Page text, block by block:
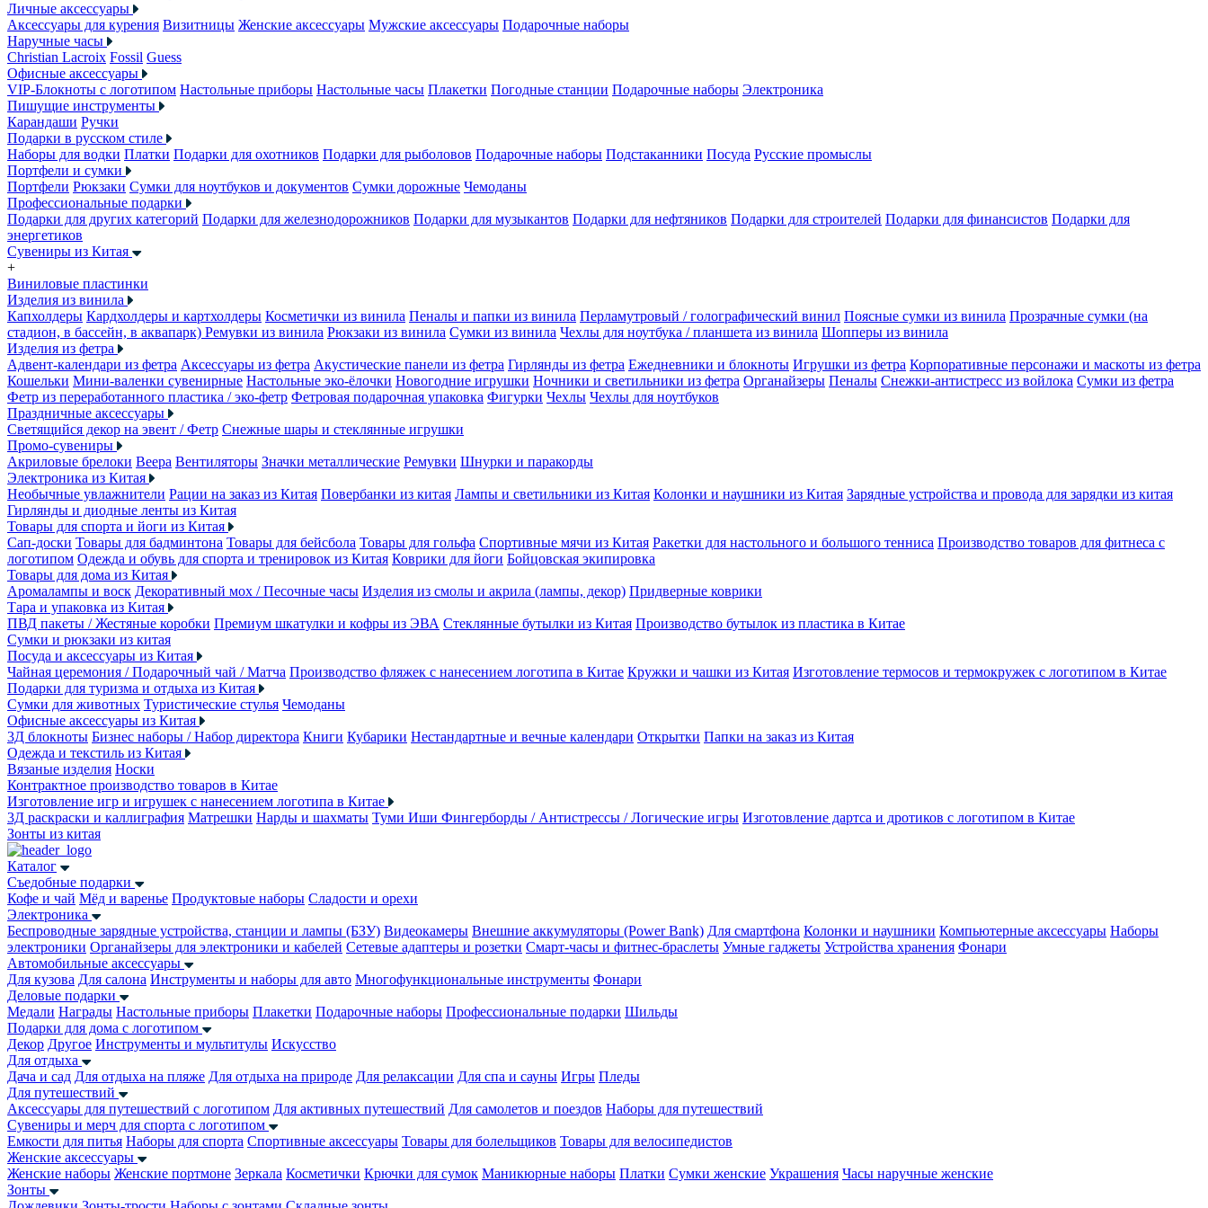
Личные аксессуары
Аксессуары для курения Визитницы Женские аксессуары Мужские аксессуары Подарочные наборы
Наручные часы
Christian Lacroix Fossil Guess
Офисные аксессуары
VIP-Блокноты с логотипом Настольные приборы Настольные часы Плакетки Погодные станции Подарочные наборы Электроника
Пишущие инструменты
Карандаши Ручки
Подарки в русском стиле
Наборы для водки Платки Подарки для охотников Подарки для рыболовов Подарочные наборы Подстаканники Посуда Русские промыслы
Портфели и сумки
Портфели Рюкзаки Сумки для ноутбуков и документов Сумки дорожные Чемоданы
Профессиональные подарки
Подарки для других категорий Подарки для железнодорожников Подарки для музыкантов Подарки для нефтяников Подарки для строителей Подарки для финансистов Подарки для
энергетиков
Сувениры из Китая
+
Виниловые пластинки
Изделия из винила
Капхолдеры Кардхолдеры и картхолдеры Косметички из винила Пеналы и папки из винила Перламутровый / голографический винил Поясные сумки из винила Прозрачные сумки (на
стадион, в бассейн, в аквапарк) Ремувки из винила Рюкзаки из винила Сумки из винила Чехлы для ноутбука / планшета из винила Шопперы из винила
Изделия из фетра
Адвент-календари из фетра Аксессуары из фетра Акустические панели из фетра Гирлянды из фетра Ежедневники и блокноты Игрушки из фетра Корпоративные персонажи и маскоты из фетра
Кошельки Мини-валенки сувенирные Настольные эко-ёлочки Новогодние игрушки Ночники и светильники из фетра Органайзеры Пеналы Снежки-антистресс из войлока Сумки из фетра
Фетр из переработанного пластика / эко-фетр Фетровая подарочная упаковка Фигурки Чехлы Чехлы для ноутбуков
Праздничные аксессуары
Светящийся декор на эвент / Фетр Снежные шары и стеклянные игрушки
Промо-сувениры
Акриловые брелоки Веера Вентиляторы Значки металлические Ремувки Шнурки и паракорды
Электроника из Китая
Необычные увлажнители Рации на заказ из Китая Повербанки из китая Лампы и светильники из Китая Колонки и наушники из Китая Зарядные устройства и провода для зарядки из китая
Гирлянды и диодные ленты из Китая
Товары для спорта и йоги из Китая
Сап-доски Товары для бадминтона Товары для бейсбола Товары для гольфа Спортивные мячи из Китая Ракетки для настольного и большого тенниса Производство товаров для фитнеса с
логотипом Одежда и обувь для спорта и тренировок из Китая Коврики для йоги Бойцовская экипировка
Товары для дома из Китая
Аромалампы и воск Декоративный мох / Песочные часы Изделия из смолы и акрила (лампы, декор) Придверные коврики
Тара и упаковка из Китая
ПВД пакеты / Жестяные коробки Премиум шкатулки и кофры из ЭВА Стеклянные бутылки из Китая Производство бутылок из пластика в Китае
Сумки и рюкзаки из китая
Посуда и аксессуары из Китая
Чайная церемония / Подарочный чай / Матча Производство фляжек с нанесением логотипа в Китае Кружки и чашки из Китая Изготовление термосов и термокружек с логотипом в Китае
Подарки для туризма и отдыха из Китая
Сумки для животных Туристические стулья Чемоданы
Офисные аксессуары из Китая
3Д блокноты Бизнес наборы / Набор директора Книги Кубарики Нестандартные и вечные календари Открытки Папки на заказ из Китая
Одежда и текстиль из Китая
Вязаные изделия Носки
Контрактное производство товаров в Китае
Изготовление игр и игрушек с нанесением логотипа в Китае
3Д раскраски и каллиграфия Матрешки Нарды и шахматы Туми Иши Фингерборды / Антистрессы / Логические игры Изготовление дартса и дротиков с логотипом в Китае
Зонты из китая
Каталог
Съедобные подарки
Кофе и чай Мёд и варенье Продуктовые наборы Сладости и орехи
Электроника
Беспроводные зарядные устройства, станции и лампы (БЗУ) Видеокамеры Внешние аккумуляторы (Power Bank) Для смартфона Колонки и наушники Компьютерные аксессуары Наборы
электроники Органайзеры для электроники и кабелей Сетевые адаптеры и розетки Смарт-часы и фитнес-браслеты Умные гаджеты Устройства хранения Фонари
Автомобильные аксессуары
Для кузова Для салона Инструменты и наборы для авто Многофункциональные инструменты Фонари
Деловые подарки
Медали Награды Настольные приборы Плакетки Подарочные наборы Профессиональные подарки Шильды
Подарки для дома с логотипом
Декор Другое Инструменты и мультитулы Искусство
Для отдыха
Дача и сад Для отдыха на пляже Для отдыха на природе Для релаксации Для спа и сауны Игры Пледы
Для путешествий
Аксессуары для путешествий с логотипом Для активных путешествий Для самолетов и поездов Наборы для путешествий
Сувениры и мерч для спорта с логотипом
Емкости для питья Наборы для спорта Спортивные аксессуары Товары для болельщиков Товары для велосипедистов
Женские аксессуары
Женские наборы Женские портмоне Зеркала Косметички Крючки для сумок Маникюрные наборы Платки Сумки женские Украшения Часы наручные женские
Зонты